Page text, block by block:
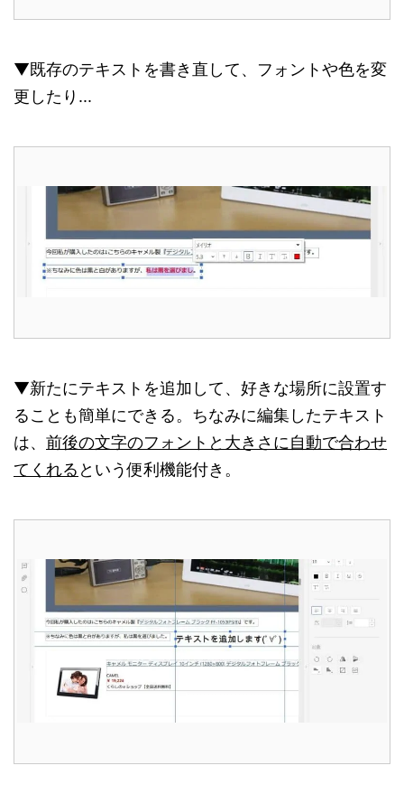
▼既存のテキストを書き直して、フォントや色を変
更したり...
▼新たにテキストを追加して、好きな場所に設置す
ることも簡単にできる。ちなみに編集したテキスト
は、 前後の文字のフォントと大きさに自動で合わせ
てくれる という便利機能付き。